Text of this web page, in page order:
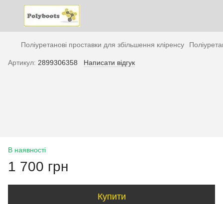
Поліуретанові проставки для збільшення кліренсу
Артикул: 2899306358 Написати відгук
В наявності
1 700 грн
Купити